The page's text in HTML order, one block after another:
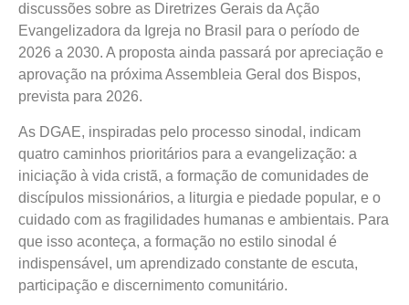
discussões sobre as Diretrizes Gerais da Ação
Evangelizadora da Igreja no Brasil para o período de
2026 a 2030. A proposta ainda passará por apreciação e
aprovação na próxima Assembleia Geral dos Bispos,
prevista para 2026.
As DGAE, inspiradas pelo processo sinodal, indicam
quatro caminhos prioritários para a evangelização: a
iniciação à vida cristã, a formação de comunidades de
discípulos missionários, a liturgia e piedade popular, e o
cuidado com as fragilidades humanas e ambientais. Para
que isso aconteça, a formação no estilo sinodal é
indispensável, um aprendizado constante de escuta,
participação e discernimento comunitário.